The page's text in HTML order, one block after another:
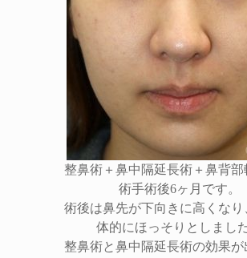
整鼻術＋鼻中隔延長術＋鼻背部
術手術後6ヶ月です。
術後は鼻先が下向きに高くなり
体的にほっそりとしました
整鼻術と鼻中隔延長術の効果が